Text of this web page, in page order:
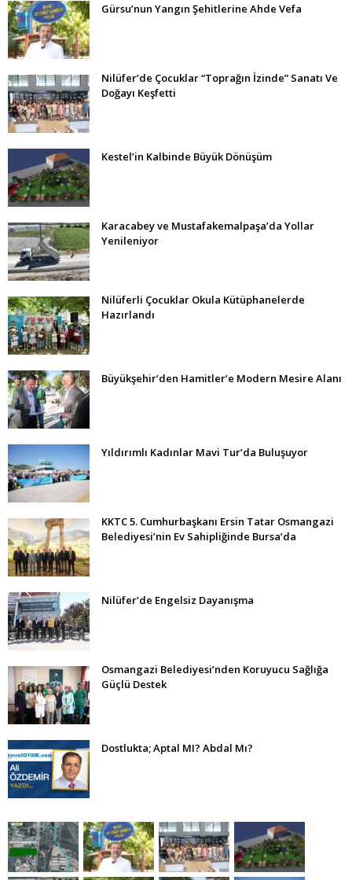
Gürsu’nun Yangın Şehitlerine Ahde Vefa
Nilüfer’de Çocuklar “Toprağın İzinde” Sanatı Ve
Doğayı Keşfetti
Kestel’in Kalbinde Büyük Dönüşüm
Karacabey ve Mustafakemalpaşa’da Yollar
Yenileniyor
Nilüferli Çocuklar Okula Kütüphanelerde
Hazırlandı
Büyükşehir’den Hamitler’e Modern Mesire Alanı
Yıldırımlı Kadınlar Mavi Tur’da Buluşuyor
KKTC 5. Cumhurbaşkanı Ersin Tatar Osmangazi
Belediyesi’nin Ev Sahipliğinde Bursa’da
Nilüfer’de Engelsiz Dayanışma
Osmangazi Belediyesi’nden Koruyucu Sağlığa
Güçlü Destek
Dostlukta; Aptal MI? Abdal Mı?